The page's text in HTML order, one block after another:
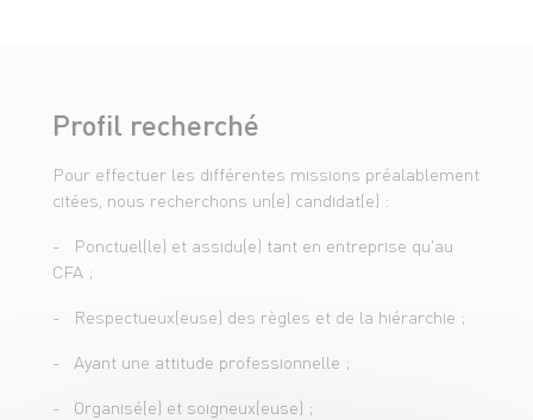
rayon, décoration, vérification des
étiquettes) ;
- Affûter les couteaux ;
- Maîtriser les règles sanitaires : DLC,
- Maîtriser les règles d'hygiène et de
Profil recherché
Pour effectuer les différentes missions préalablement
citées, nous recherchons un(e) candidat(e) :
- Ponctuel(le) et assidu(e) tant en entreprise qu'au
CFA ;
- Respectueux(euse) des règles et de la hiérarchie ;
- Ayant une attitude professionnelle ;
- Organisé(e) et soigneux(euse) ;